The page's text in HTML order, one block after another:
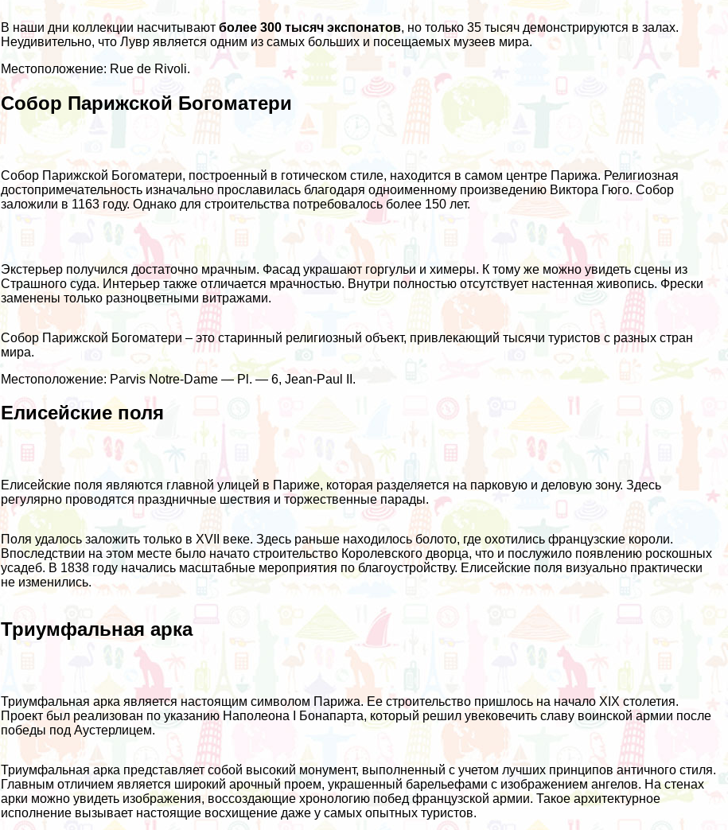
В наши дни коллекции насчитываютболее 300 тысяч экспонатов, но только 35 тысяч демонстрируются в залах.
Неудивительно, что Лувр является одним из самых больших и посещаемых музеев мира.
Местоположение: Rue de Rivoli.
Собор Парижской Богоматери
Собор Парижской Богоматери, построенный в готическом стиле, находится в самом центре Парижа. Религиозная
достопримечательность изначально прославилась благодаря одноименному произведению Виктора Гюго. Собор
заложили в 1163 году. Однако для строительства потребовалось более 150 лет.
Экстерьер получился достаточно мрачным. Фасад украшают горгульи и химеры. К тому же можно увидеть сцены из
Страшного суда. Интерьер также отличается мрачностью. Внутри полностью отсутствует настенная живопись. Фрески
заменены только разноцветными витражами.
Собор Парижской Богоматери – это старинный религиозный объект, привлекающий тысячи туристов с разных стран
мира.
Местоположение: Parvis Notre-Dame — Pl. — 6, Jean-Paul II.
Елисейские поля
Елисейские поля являются главной улицей в Париже, которая разделяется на парковую и деловую зону. Здесь
регулярно проводятся праздничные шествия и торжественные парады.
Поля удалось заложить только в XVII веке. Здесь раньше находилось болото, где охотились французские короли.
Впоследствии на этом месте было начато строительство Королевского дворца, что и послужило появлению роскошных
усадеб. В 1838 году начались масштабные мероприятия по благоустройству. Елисейские поля визуально практически
не изменились.
Триумфальная арка
Триумфальная арка является настоящим символом Парижа. Ее строительство пришлось на начало XIX столетия.
Проект был реализован по указанию Наполеона I Бонапарта, который решил увековечить славу воинской армии после
победы под Аустерлицем.
Триумфальная арка представляет собой высокий монумент, выполненный с учетом лучших принципов античного стиля.
Главным отличием является широкий арочный проем, украшенный барельефами с изображением ангелов. На стенах
арки можно увидеть изображения, воссоздающие хронологию побед французской армии. Такое архитектурное
исполнение вызывает настоящие восхищение даже у самых опытных туристов.